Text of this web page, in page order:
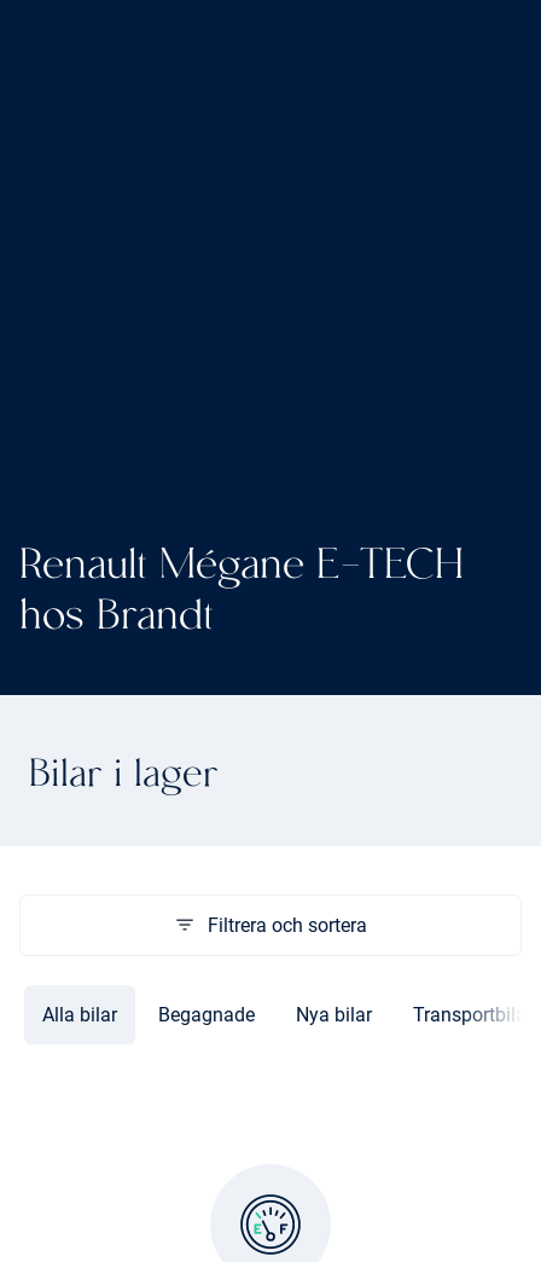
Renault Mégane E-TECH
hos Brandt
Bilar i lager
Filtrera och sortera
Alla bilar Begagnade Nya bilar Transportbilar